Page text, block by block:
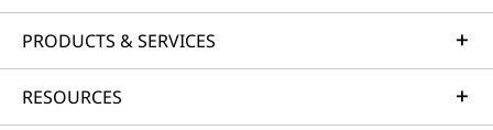
PRODUCTS & SERVICES
RESOURCES